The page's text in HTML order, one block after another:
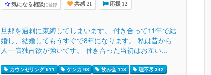
気になる相談に登録 共感 21 応援 12
旦那を過剰に束縛してしまいます。 付き合って11年で結
婚し、結婚してもうすぐで8年になります。 私は昔から
人一倍独占欲が強いです。 付き合った当初はお互い...
カウンセリング 611 ケンカ 98 飲み会 148
理不尽 342